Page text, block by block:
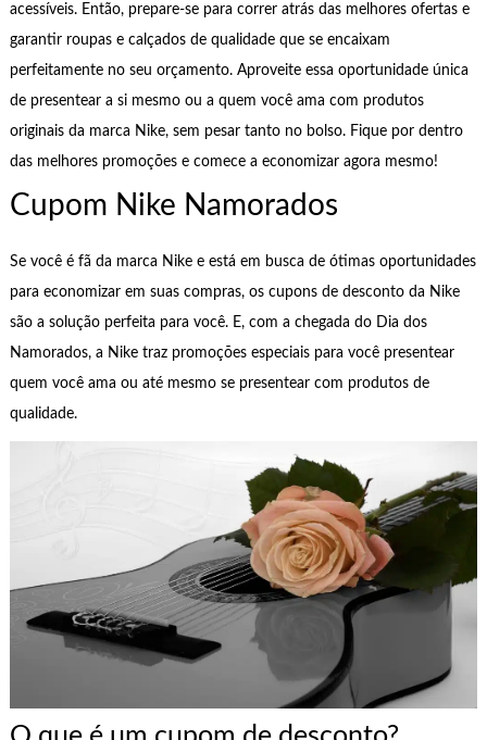
acessíveis. Então, prepare-se para correr atrás das melhores ofertas e
garantir roupas e calçados de qualidade que se encaixam
perfeitamente no seu orçamento. Aproveite essa oportunidade única
de presentear a si mesmo ou a quem você ama com produtos
originais da marca Nike, sem pesar tanto no bolso. Fique por dentro
das melhores promoções e comece a economizar agora mesmo!
Cupom Nike Namorados
Se você é fã da marca Nike e está em busca de ótimas oportunidades
para economizar em suas compras, os cupons de desconto da Nike
são a solução perfeita para você. E, com a chegada do Dia dos
Namorados, a Nike traz promoções especiais para você presentear
quem você ama ou até mesmo se presentear com produtos de
qualidade.